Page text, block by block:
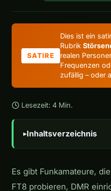
SATIRE
Dies ist ein
Rubrik
realen
Frequenzen
zufällig – oder
Lesezeit: 4 Min.
Inhaltsverzeichnis
Es gibt Funkamateure,
FT8 probieren, DMR